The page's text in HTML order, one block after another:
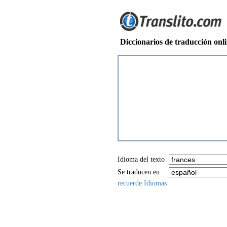
Diccionarios de traducción
Idioma del texto
Se traducen en
recuerde Idiomas